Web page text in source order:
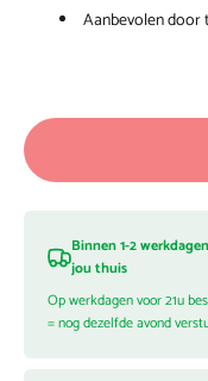
Aanbevolen door
Binnen 1-2
jou thuis
Op werkdagen voor 21u
= nog dezelfde avond